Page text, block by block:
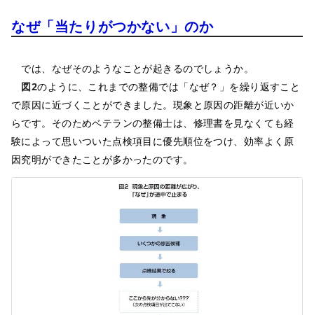
なぜ「当たりがつかない」のか
では、なぜそのようなことが起きるのでしょうか。
図2のように、これまでの整備では「なぜ？」を繰り返すこと
で原因に近づくことができました。現象と原因の距離が近いか
らです。そのためベテランの整備士は、修理書を見なくても経
験によって思いついた点検項目に優先順位をつけ、効率よく原
因究明ができたことが多かったのです。